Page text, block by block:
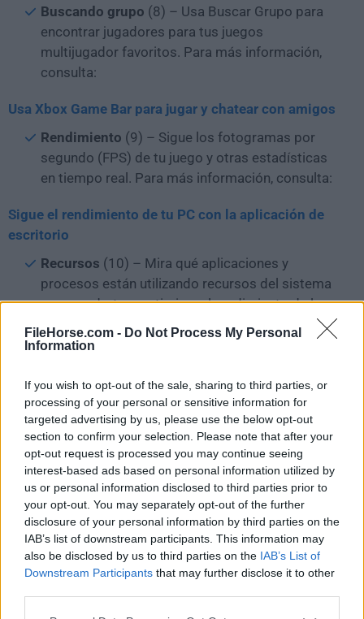
FileHorse.com - Do Not Process My Personal
Information
If you wish to opt-out of the sale, sharing to third parties, or
processing of your personal or sensitive information for
targeted advertising by us, please use the below opt-out
section to confirm your selection. Please note that after your
opt-out request is processed you may continue seeing
interest-based ads based on personal information utilized by
us or personal information disclosed to third parties prior to
your opt-out. You may separately opt-out of the further
disclosure of your personal information by third parties on the
IAB’s list of downstream participants. This information may
also be disclosed by us to third parties on the IAB’s List of
Downstream Participants that may further disclose it to other
Buscando grupo (8) – Usa Buscar Grupo para
encontrar jugadores para tus juegos
multijugador favoritos. Para más información,
consulta:
Usa Xbox Game Bar para jugar y chatear con amigos
Rendimiento (9) – Sigue los fotogramas por
segundo (FPS) de tu juego y otras estadísticas
en tiempo real. Para más información, consulta:
Sigue el rendimiento de tu PC con la aplicación de
escritorio
Recursos (10) – Mira qué aplicaciones y
procesos están utilizando recursos del sistema
para ayudarte a optimizar el rendimiento de los
juegos.
Spotify(11) – Vincula tu cuenta de Spotify para
Para más información, consulta:
Usa Spotify en Xbox Game Bar en Windows 10/11
Logros de Xbox(12) – Sigue el progreso de tus
juegos y mira lo que has desbloqueado.
Chat de Xbox(13) ySocial de Xbox(14) – Inicia
un chat de texto o de voz, uno a uno o en grupo.
Conéctate con amigos o haz nuevos, y únete al
juego de PC de un amigo o invítalos a unirse al
tuyo.